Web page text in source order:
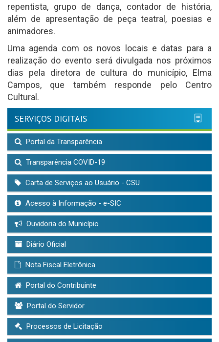
repentista, grupo de dança, contador de história,
além de apresentação de peça teatral, poesias e
animadores.
Uma agenda com os novos locais e datas para a
realização do evento será divulgada nos próximos
dias pela diretora de cultura do município, Elma
Campos, que também responde pelo Centro
Cultural.
SERVIÇOS DIGITAIS
Portal da Transparência
Transparência COVID-19
Carta de Serviços ao Usuário - CSU
Acesso à Informação - e-SIC
Ouvidoria do Município
Diário Oficial
Nota Fiscal Eletrônica
Portal do Contribuinte
Portal do Servidor
Processos de Licitação